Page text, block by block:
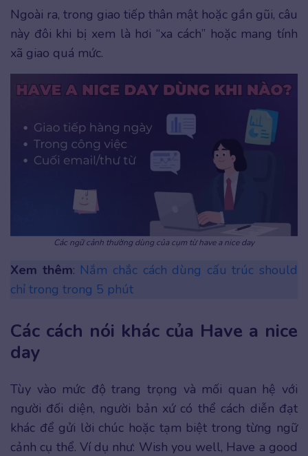
Ngoài ra, trong giao tiếp thân mật hoặc gần gũi, câu
này đôi khi bị xem là hơi “xa cách” hoặc mang tính
xã giao quá mức.
Các ngữ cảnh thường dùng của cụm từ have a nice day
Xem thêm: Nắm chắc cách dùng cấu trúc should
chỉ trong trong 5 phút
Các cách nói khác của Have a nice
day
Tùy vào mức độ trang trọng và mối quan hệ với
người đối diện, người bản xứ có thể cách diễn đạt
khác để gửi lời chúc hoặc tạm biệt trong từng ngữ
cảnh cụ thể. Ví dụ như: Wish you well, Have a good